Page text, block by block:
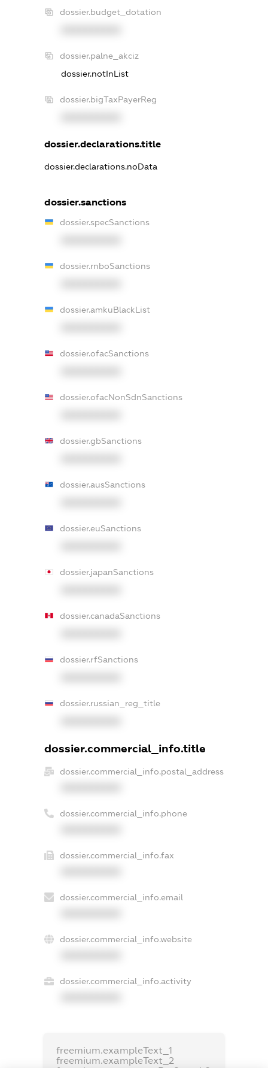
dossier.budget_dotation
dossier.palne_akciz
dossier.notInList
dossier.bigTaxPayerReg
dossier.declarations.title
dossier.declarations.noData
dossier.sanctions
dossier.specSanctions
dossier.rnboSanctions
dossier.amkuBlackList
dossier.ofacSanctions
dossier.ofacNonSdnSanctions
dossier.gbSanctions
dossier.ausSanctions
dossier.euSanctions
dossier.japanSanctions
dossier.canadaSanctions
dossier.rfSanctions
dossier.russian_reg_title
dossier.commercial_info.title
dossier.commercial_info.postal_address
dossier.commercial_info.phone
dossier.commercial_info.fax
dossier.commercial_info.email
dossier.commercial_info.website
dossier.commercial_info.activity
freemium.exampleText_1
freemium.exampleText_2